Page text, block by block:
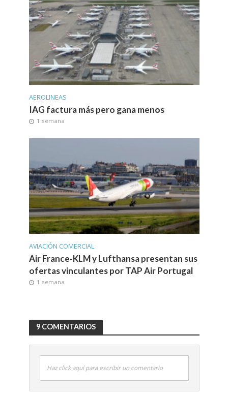
AEROLINEAS
IAG factura más pero gana menos
1 semana
AVIACIÓN COMERCIAL
Air France-KLM y Lufthansa presentan sus
ofertas vinculantes por TAP Air Portugal
1 semana
9 COMENTARIOS
Haz click aquí para escribir un comentario